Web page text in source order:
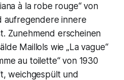
à la robe rouge“ von
aufregendere innere
Zunehmend erscheinen
Maillols wie „La vague“
au toilette“ von 1930
weichgespült und